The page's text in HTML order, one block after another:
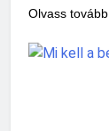
Olvass tovább